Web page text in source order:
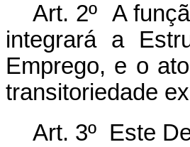
Art. 2º A
integrará a
Emprego, e o
transitoriedade
Art. 3º Este